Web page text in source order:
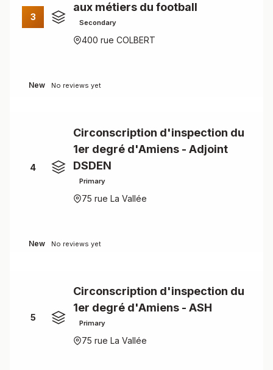
3
aux métiers du football
Secondary
400 rue COLBERT
New No reviews yet
4
Circonscription d'inspection du
1er degré d'Amiens - Adjoint
DSDEN
Primary
75 rue La Vallée
New No reviews yet
5
Circonscription d'inspection du
1er degré d'Amiens - ASH
Primary
75 rue La Vallée